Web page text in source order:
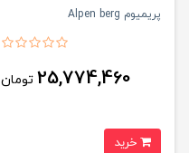
پریمیوم Alpen berg
25,774,460 تومان